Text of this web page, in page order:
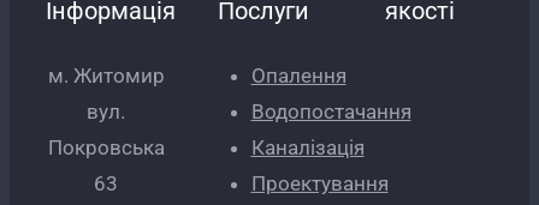
Інформація
м. Житомир
вул.
Покровська
63
Послуги
Опалення
Водопостачання
Каналізація
Проектування
якості